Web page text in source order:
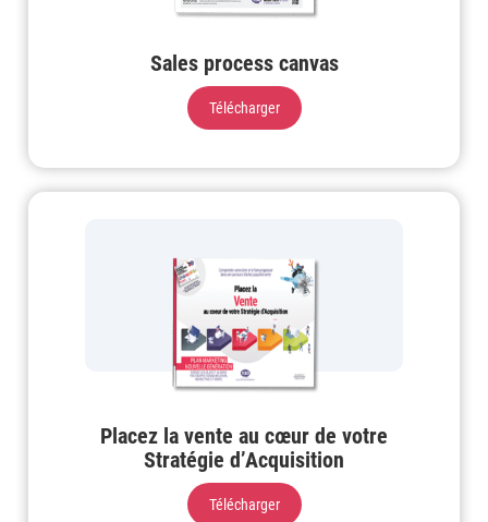
Sales process canvas
Télécharger
Placez la vente au cœur de votre
Stratégie d’Acquisition
Télécharger